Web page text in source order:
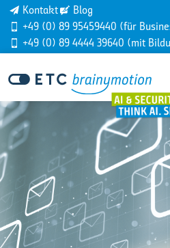
Kontakt
Blog
+49 (0) 89 95459440 (für
+49 (0) 89 4444 39640 (mit